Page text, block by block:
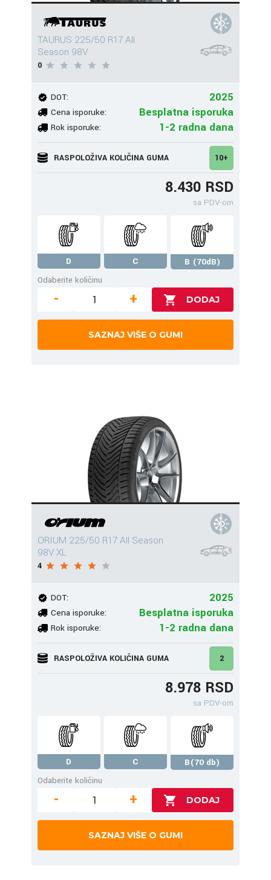
TAURUS 225/50 R17 All
Season 98V
0
DOT: 2025
Cena isporuke: Besplatna isporuka
Rok isporuke: 1-2 radna dana
RASPOLOŽIVA KOLIČINA GUMA 10+
8.430 RSD
sa PDV-om
D C
B (70dB)
Odaberite količinu
- +
SAZNAJ VIŠE O GUMI
ORIUM 225/50 R17 All Season
98V XL
4
DOT: 2025
Cena isporuke: Besplatna isporuka
Rok isporuke: 1-2 radna dana
RASPOLOŽIVA KOLIČINA GUMA 2
8.978 RSD
sa PDV-om
D C
B(70 db)
Odaberite količinu
- +
SAZNAJ VIŠE O GUMI